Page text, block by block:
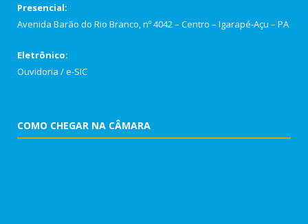
Presencial:
Avenida Barão do Rio Branco, nº 4042 – Centro – Igarapé-Açu – PA
Eletrônico:
Ouvidoria /e-SIC
COMO CHEGAR NA CÂMARA